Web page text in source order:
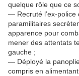
quelque rôle que ce
— Recruté l’ex-police
paramilitaires
apparence pour
mener des attentats
gauche ;
— Déployé la
compris en